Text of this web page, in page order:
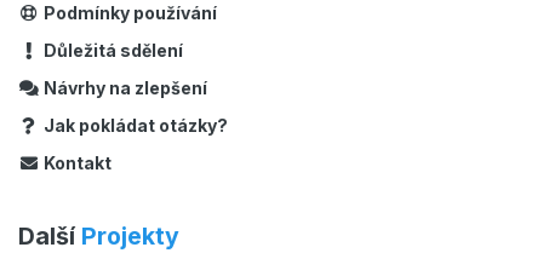
Podmínky používání
Důležitá sdělení
Návrhy na zlepšení
Jak pokládat otázky?
Kontakt
Další Projekty